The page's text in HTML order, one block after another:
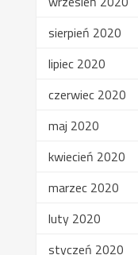
sierpień 2020
lipiec 2020
czerwiec 2020
maj 2020
kwiecień 2020
marzec 2020
luty 2020
styczeń 2020